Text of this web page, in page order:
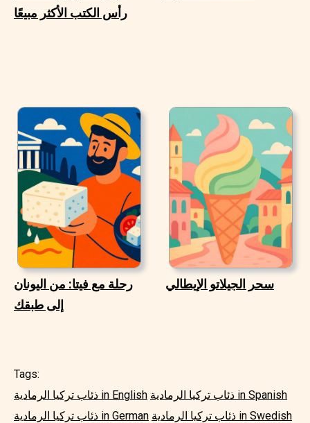
رأس الكتب الأكثر مبيعًا
رحلة مع فيتا: من اليونان
إلى طبقك
سحر الجيلاتو الإيطالي
Tags:
ذئاب تركيا الرمادية in English
ذئاب تركيا الرمادية in Spanish
ذئاب تركيا الرمادية in German
ذئاب تركيا الرمادية in Swedish